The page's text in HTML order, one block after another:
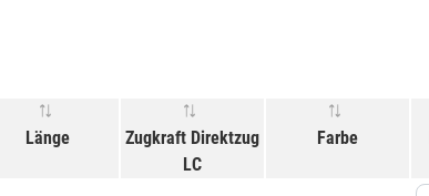
Länge
Zugkraft Direktzug
LC
Farbe